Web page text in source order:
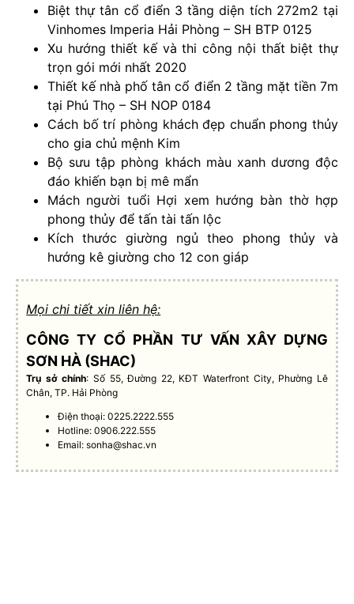
Biệt thự tân cổ điển 3 tầng diện tích 272m2 tại
Vinhomes Imperia Hải Phòng – SH BTP 0125
Xu hướng thiết kế và thi công nội thất biệt thự
trọn gói mới nhất 2020
Thiết kế nhà phố tân cổ điển 2 tầng mặt tiền 7m
tại Phú Thọ – SH NOP 0184
Cách bố trí phòng khách đẹp chuẩn phong thủy
cho gia chủ mệnh Kim
Bộ sưu tập phòng khách màu xanh dương độc
đáo khiến bạn bị mê mẩn
Mách người tuổi Hợi xem hướng bàn thờ hợp
phong thủy để tấn tài tấn lộc
Kích thước giường ngủ theo phong thủy và
hướng kê giường cho 12 con giáp
Mọi chi tiết xin liên hệ:
CÔNG TY CỔ PHẦN TƯ VẤN XÂY DỰNG
SƠN HÀ (SHAC)
Trụ sở chính: Số 55, Đường 22, KĐT Waterfront City, Phường Lê
Chân, TP. Hải Phòng
Điện thoại: 0225.2222.555
Hotline: 0906.222.555
Email:sonha@shac.vn